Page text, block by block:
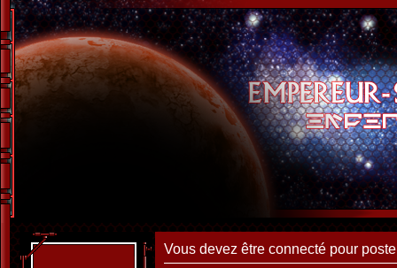
Vous devez être connecté pour